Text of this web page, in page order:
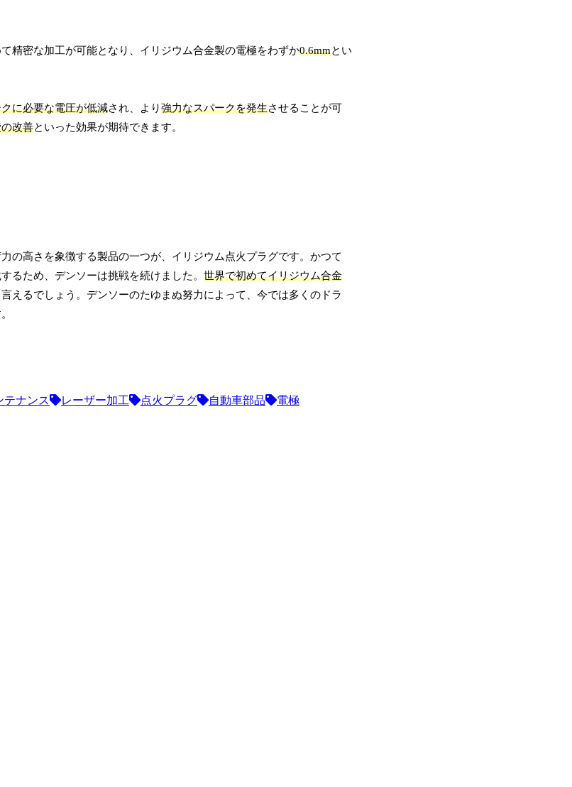
精密な加工が可能となり、イリジウム合金製の電極をわずか0.6mmとい
に必要な電圧が低減され、より強力なスパークを発生させることが可
改善といった効果が期待できます。
の高さを象徴する製品の一つが、イリジウム点火プラグです。かつて
るため、デンソーは挑戦を続けました。 世界で初めてイリジウム合金
えるでしょう。デンソーのたゆまぬ努力によって、今では多くのドラ
テナンス レーザー加工 点火プラグ 自動車部品
電極